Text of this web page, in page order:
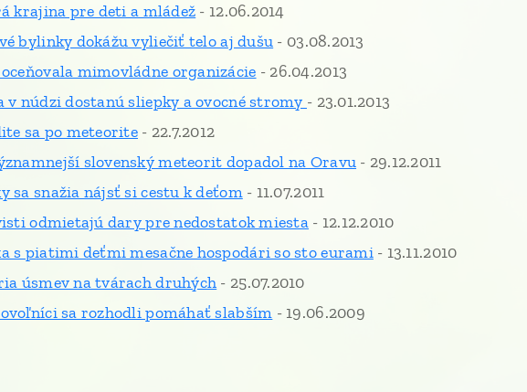
krajina pre deti a mládež - 12.06.2014
bylinky dokážu vyliečiť telo aj dušu - 03.08.2013
mimovládne organizácie - 26.04.2013
v núdzi dostanú sliepky a ovocné stromy - 23.01.2013
sa po meteorite - 22.7.2012
slovenský meteorit dopadol na Oravu - 29.12.2011
sa snažia nájsť si cestu k deťom- 11.07.2011
odmietajú dary pre nedostatok miesta- 12.12.2010
s piatimi deťmi mesačne hospodári so sto eurami- 13.11.2010
úsmev na tvárach druhých - 25.07.2010
sa rozhodli pomáhať slabším - 19.06.2009